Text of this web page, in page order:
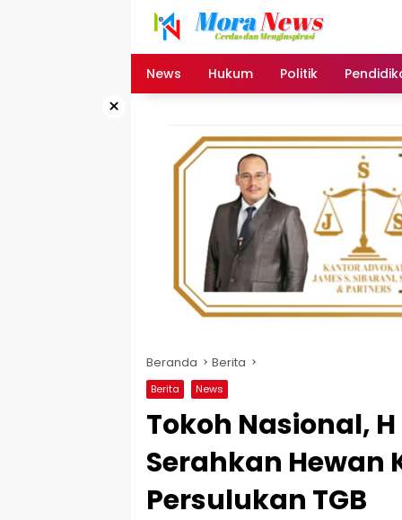
News Hukum Politik
×
Beranda Berita
Berita News
Tokoh Nasional,
Serahkan Hewan
Persulukan TGB